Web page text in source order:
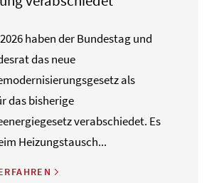
haben der Bundestag und
das neue
als
das bisherige
verabschiedet. Es
Heizungstausch...